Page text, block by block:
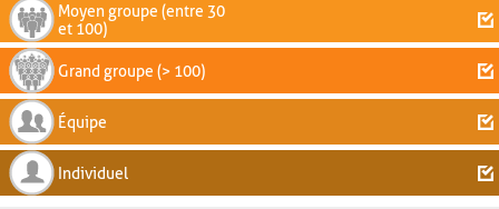
Moyen groupe (entre 30
et 100)
Grand groupe (> 100)
Équipe
Individuel